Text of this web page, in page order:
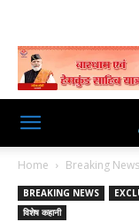
Home Breaking News
BREAKING NEWS
विशेष कहानी